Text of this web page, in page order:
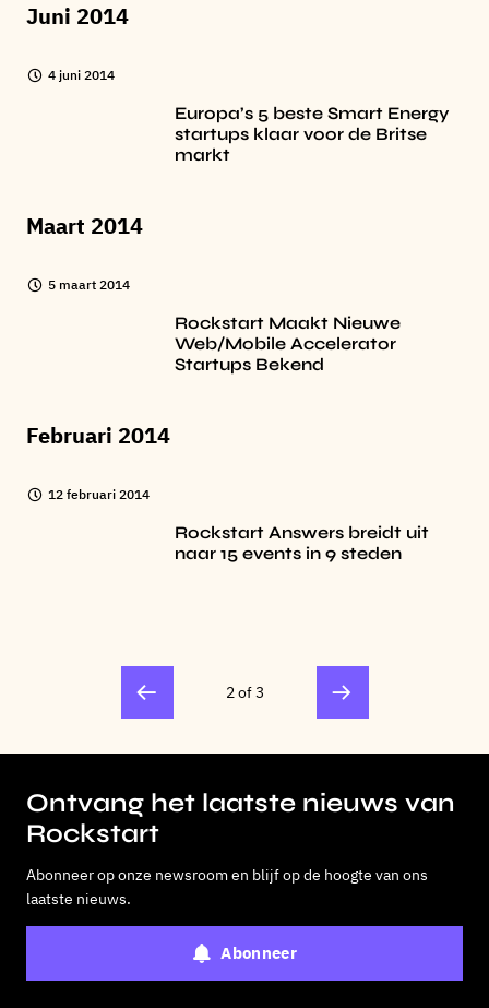
Juni 2014
4 juni 2014
Europa’s 5 beste Smart Energy
startups klaar voor de Britse
markt
Maart 2014
5 maart 2014
Rockstart Maakt Nieuwe
Web/Mobile Accelerator
Startups Bekend
Februari 2014
12 februari 2014
Rockstart Answers breidt uit
naar 15 events in 9 steden
2 of 3
Ontvang het laatste nieuws van
Rockstart
Abonneer op onze newsroom en blijf op de hoogte van ons
laatste nieuws.
Abonneer